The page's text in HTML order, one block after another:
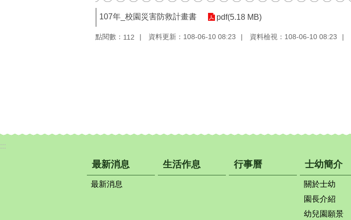
107年_校園災害防救計畫書 pdf(5.18 MB)
點閱數： 112 資料更新：108-06-10 08:23 資料檢視：108-06-10 08:23
:::
最新消息
最新消息
生活作息 行事曆 士幼簡介
關於士幼
園長介紹
幼兒園願景